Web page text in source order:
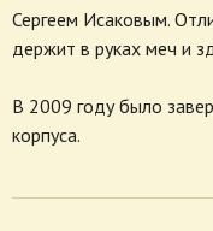
Сергеем Исаковым.
держит в руках меч и
В 2009 году было
корпуса.